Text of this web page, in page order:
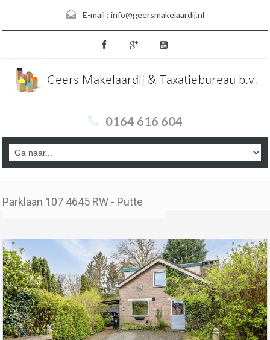
E-mail : info@geersmakelaardij.nl
0164 616 604
Parklaan 107 4645 RW - Putte